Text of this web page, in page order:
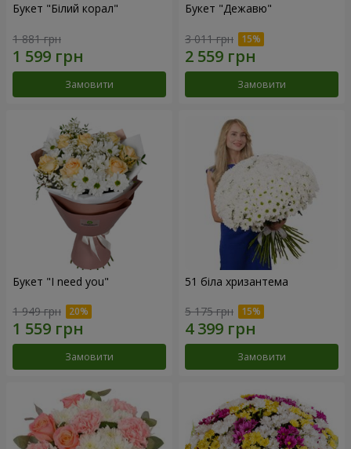
Букет "Білий корал"
1 881 грн
Замовити
Букет "Дежавю"
3 011 грн
Замовити
Букет "I need you"
1 949 грн
Замовити
51 біла хризантема
5 175 грн
Замовити